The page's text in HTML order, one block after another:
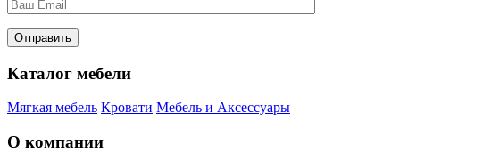
Каталог мебели
Мягкая мебель Кровати Мебель и Аксессуары
О компании